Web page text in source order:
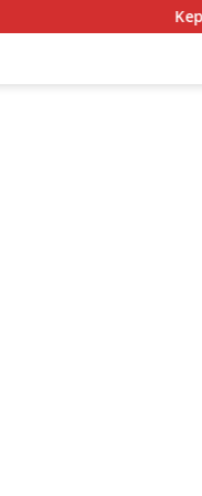
Kepala Pasar